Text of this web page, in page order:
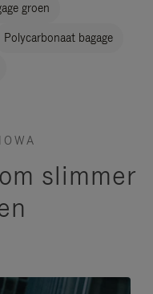
groen
Polycarbonaat bagage
slimmer